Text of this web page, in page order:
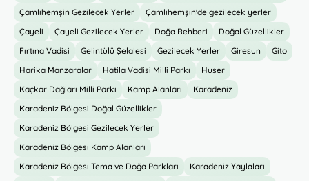
Çamlıhemşin Gezilecek Yerler
Çamlıhemşin'de gezilecek yerler
Çayeli
Çayeli Gezilecek Yerler Doğa Rehberi
Doğal Güzellikler
Fırtına Vadisi
Gelintülü Şelalesi Gezilecek Yerler Giresun
Gito
Harika Manzaralar
Hatila Vadisi Milli Parkı
Huser
Kaçkar Dağları Milli Parkı
Kamp Alanları
Karadeniz
Karadeniz Bölgesi Doğal Güzellikler
Karadeniz Bölgesi Gezilecek Yerler
Karadeniz Bölgesi Kamp Alanları
Karadeniz Bölgesi Tema ve Doğa Parkları
Karadeniz Yaylaları